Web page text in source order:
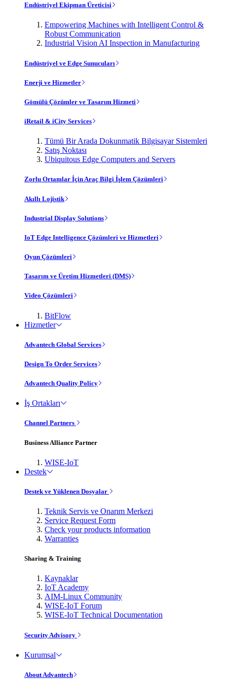
Endüstriyel Ekipman Üreticisi
Empowering Machines with Intelligent Control &
Robust Communication
Industrial Vision AI Inspection in Manufacturing
Endüstriyel ve Edge Sunucuları
Enerji ve Hizmetler
Gömülü Çözümler ve Tasarım Hizmeti
iRetail & iCity Services
Tümü Bir Arada Dokunmatik Bilgisayar Sistemleri
Satış Noktası
Ubiquitous Edge Computers and Servers
Zorlu Ortamlar İçin Araç Bilgi İşlem Çözümleri
Akıllı Lojistik
Industrial Display Solutions
IoT Edge Intelligence Çözümleri ve Hizmetleri
Oyun Çözümleri
Tasarım ve Üretim Hizmetleri (DMS)
Video Çözümleri
BitFlow
Hizmetler
Advantech Global Services
Design To Order Services
Advantech Quality Policy
İş Ortakları
Channel Partners
Business Alliance Partner
WISE-IoT
Destek
Destek ve Yüklenen Dosyalar
Teknik Servis ve Onarım Merkezi
Service Request Form
Check your products information
Warranties
Sharing & Training
Kaynaklar
IoT Academy
AIM-Linux Community
WISE-IoT Forum
WISE-IoT Technical Documentation
Security Advisory
Kurumsal
About Advantech